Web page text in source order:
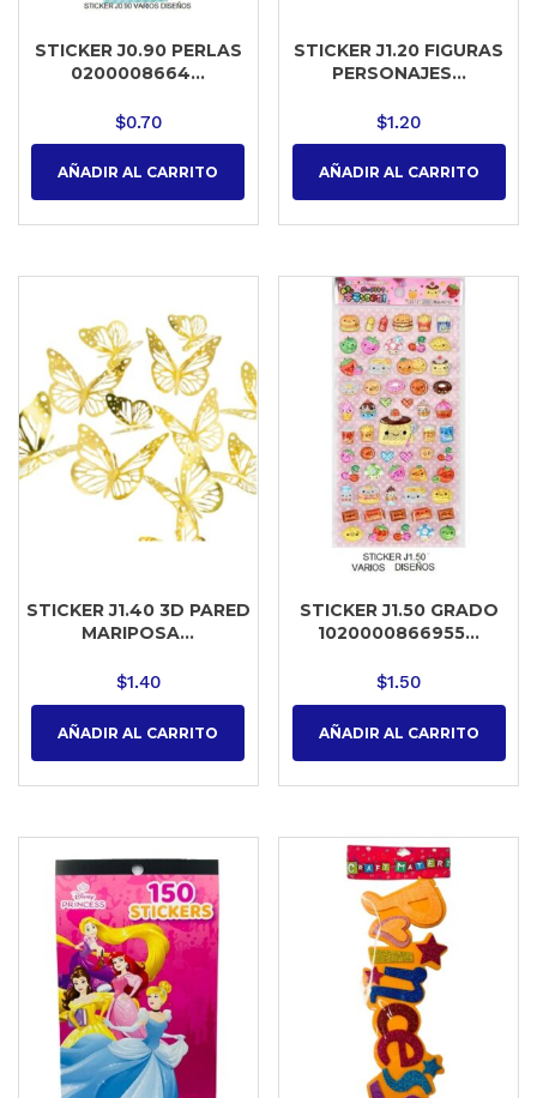
STICKER J0.90 PERLAS
0200008664...
$0.70
AÑADIR AL CARRITO
STICKER J1.20 FIGURAS
PERSONAJES...
$1.20
AÑADIR AL CARRITO
STICKER J1.40 3D PARED
MARIPOSA...
$1.40
AÑADIR AL CARRITO
STICKER J1.50 GRADO
1020000866955...
$1.50
AÑADIR AL CARRITO